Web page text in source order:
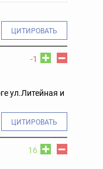
ЦИТИРОВАТЬ
-1
ул.Литейная и
ЦИТИРОВАТЬ
16